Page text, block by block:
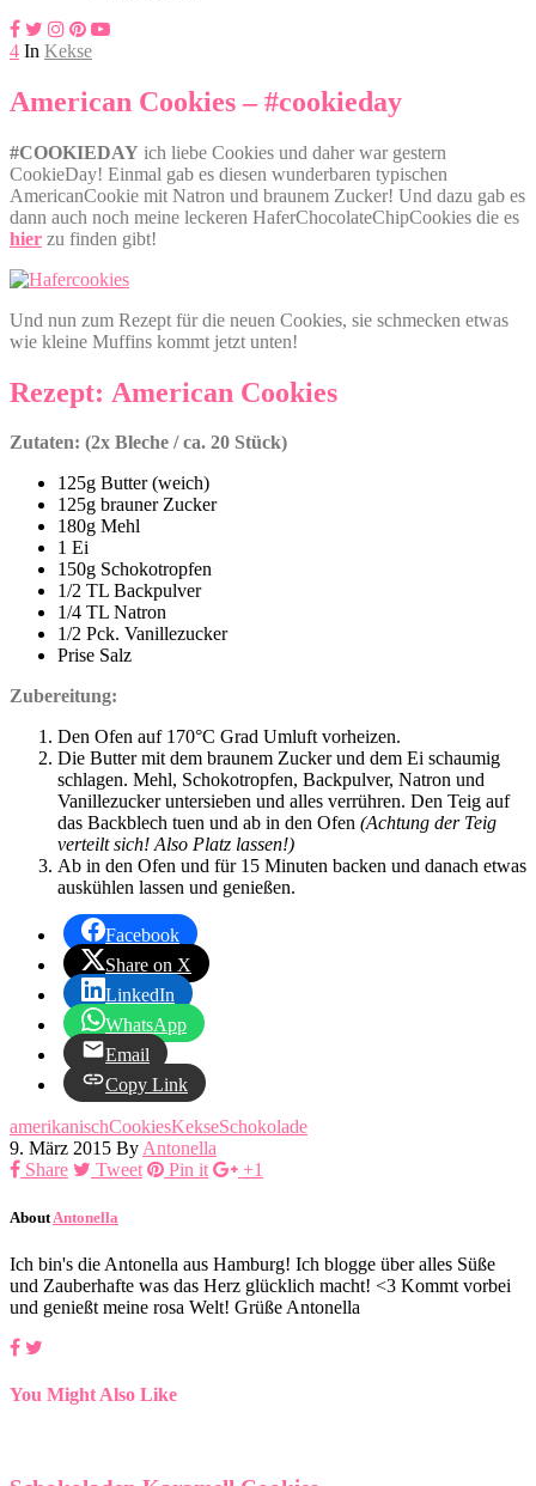
4 In Kekse
American Cookies – #cookieday
#COOKIEDAY ich liebe Cookies und daher war gestern
CookieDay! Einmal gab es diesen wunderbaren typischen
AmericanCookie mit Natron und braunem Zucker! Und dazu gab es
dann auch noch meine leckeren HaferChocolateChipCookies die es
hier zu finden gibt!
Und nun zum Rezept für die neuen Cookies, sie schmecken etwas
wie kleine Muffins kommt jetzt unten!
Rezept: American Cookies
Zutaten: (2x Bleche / ca. 20 Stück)
125g Butter (weich)
125g brauner Zucker
180g Mehl
1 Ei
150g Schokotropfen
1/2 TL Backpulver
1/4 TL Natron
1/2 Pck. Vanillezucker
Prise Salz
Zubereitung:
Den Ofen auf 170°C Grad Umluft vorheizen.
Die Butter mit dem braunem Zucker und dem Ei schaumig
schlagen. Mehl, Schokotropfen, Backpulver, Natron und
Vanillezucker untersieben und alles verrühren. Den Teig auf
das Backblech tuen und ab in den Ofen (Achtung der Teig
verteilt sich! Also Platz lassen!)
Ab in den Ofen und für 15 Minuten backen und danach etwas
auskühlen lassen und genießen.
Facebook
Share on X
LinkedIn
WhatsApp
Email
Copy Link
amerikanischCookiesKekseSchokolade
9. März 2015 ByAntonella
Share
Tweet Pin it +1
About Antonella
Ich bin's die Antonella aus Hamburg! Ich blogge über alles Süße
und Zauberhafte was das Herz glücklich macht! <3 Kommt vorbei
und genießt meine rosa Welt! Grüße Antonella
You Might Also Like